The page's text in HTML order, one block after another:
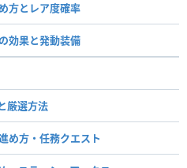
方とレア度確率
効果と発動装備
厳選方法
め方・任務クエスト